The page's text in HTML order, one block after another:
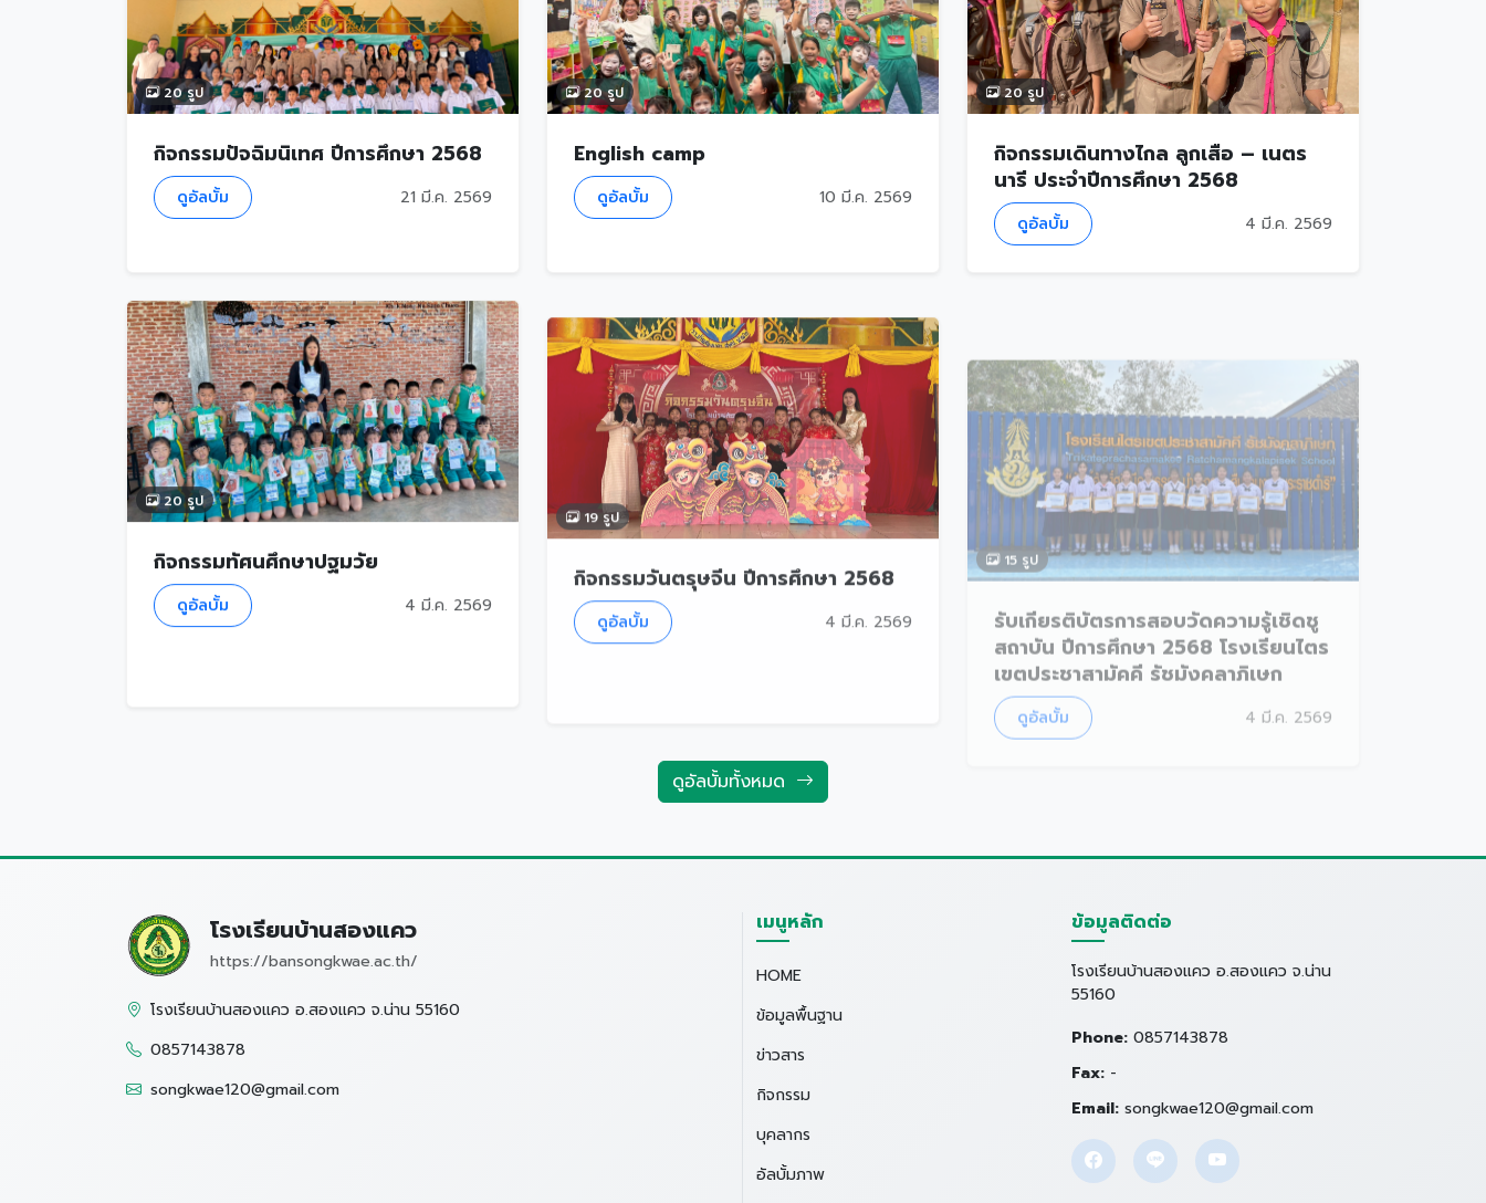
20 รูป
กิจกรรมปัจฉิมนิเทศ ปีการศึกษา 2568
ดูอัลบั้ม 21 มี.ค. 2569
20 รูป
English camp
ดูอัลบั้ม 10 มี.ค. 2569
20 รูป
กิจกรรมเดินทางไกล ลูกเสือ – เนตร
นารี ประจำปีการศึกษา 2568
ดูอัลบั้ม 4 มี.ค. 2569
20 รูป
กิจกรรมทัศนศึกษาปฐมวัย
ดูอัลบั้ม 4 มี.ค. 2569
19 รูป
กิจกรรมวันตรุษจีน ปีการศึกษา 2568
ดูอัลบั้ม
15 รูป
รับเกียรติบัตรการสอบวัดความรู้เชิดชู
สถาบัน ปีการศึกษา 2568 โรงเรียนไตร
เขตประชาสามัคคี รัชมังคลาภิเษก
ดูอัลบั้ม 4 มี.ค. 2569
ดูอัลบั้มทั้งหมด
โรงเรียนบ้านสองแคว
https://bansongkwae.ac.th/
โรงเรียนบ้านสองแคว อ.สองแคว จ.น่าน 55160
0857143878
songkwae120@gmail.com
เมนูหลัก
HOME
ข้อมูลพื้นฐาน
ข่าวสาร
กิจกรรม
บุคลากร
อัลบั้มภาพ
ข้อมูลติดต่อ
โรงเรียนบ้านสองแคว อ.สองแคว จ.น่าน
55160
Phone: 0857143878
Fax: -
Email: songkwae120@gmail.com